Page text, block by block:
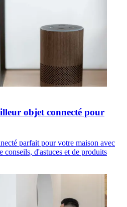
objet connecté pour
parfait pour votre maison avec
d'astuces et de produits